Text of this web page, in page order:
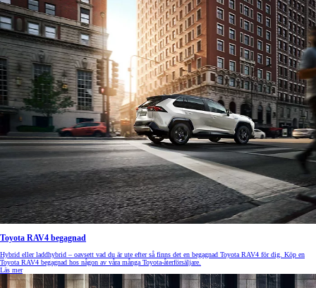
Toyota RAV4 begagnad
Hybrid eller laddhybrid – oavsett vad du är ute efter så finns det en begagnad Toyota RAV4 för dig. Köp en
Toyota RAV4 begagnad hos någon av våra många Toyota-återförsäljare.
Läs mer